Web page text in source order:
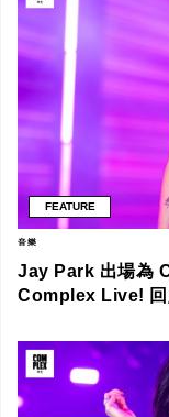
FEATURE
音樂
Jay Park 出場為
Complex Live! 回